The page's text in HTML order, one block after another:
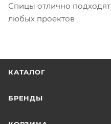
Спицы отлично
любых проектов
КАТАЛОГ
БРЕНДЫ